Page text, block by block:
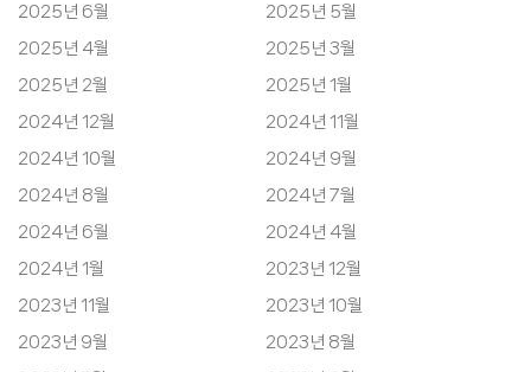
2025년 6월
2025년 5월
2025년 4월
2025년 3월
2025년 2월
2025년 1월
2024년 12월
2024년 11월
2024년 10월
2024년 9월
2024년 8월
2024년 7월
2024년 6월
2024년 4월
2024년 1월
2023년 12월
2023년 11월
2023년 10월
2023년 9월
2023년 8월